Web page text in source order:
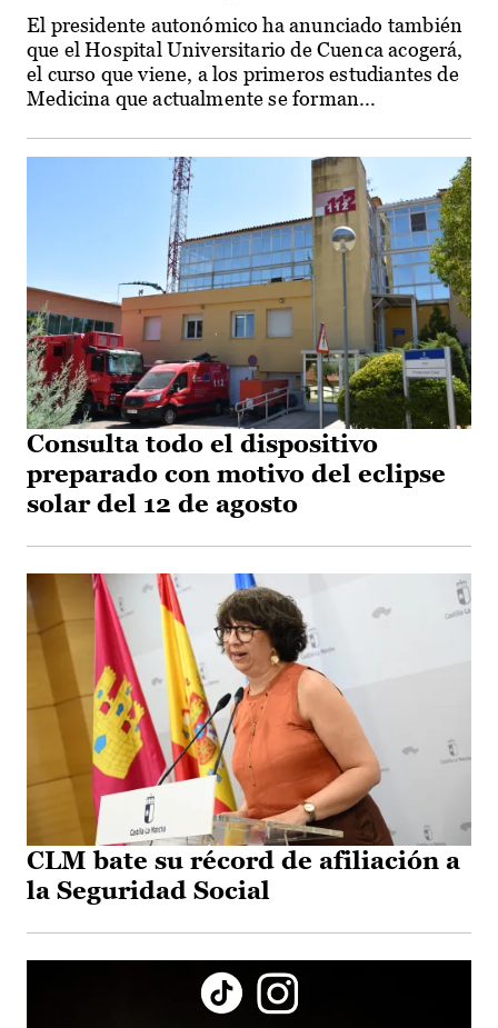
El presidente autonómico ha anunciado también
que el Hospital Universitario de Cuenca acogerá,
el curso que viene, a los primeros estudiantes de
Medicina que actualmente se forman...
Consulta todo el dispositivo
preparado con motivo del eclipse
solar del 12 de agosto
CLM bate su récord de afiliación a
la Seguridad Social